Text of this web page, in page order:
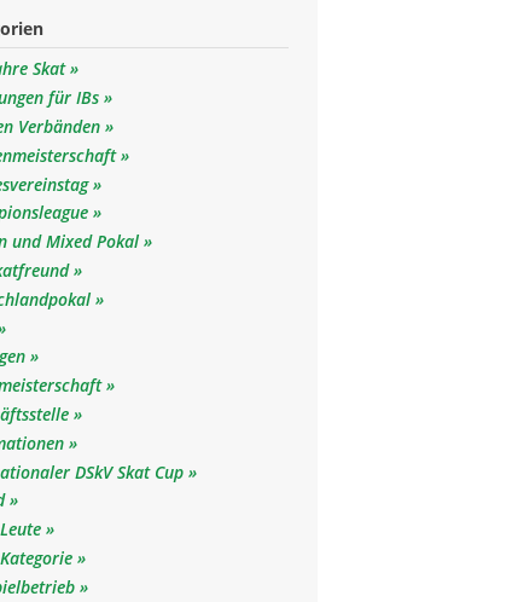
Skat
für IBs
Verbänden
und Mixed Pokal
DSkV Skat Cup
Leute